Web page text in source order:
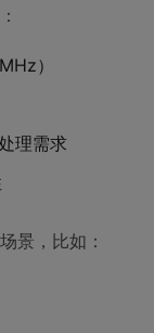
）
理需求
景，比如：